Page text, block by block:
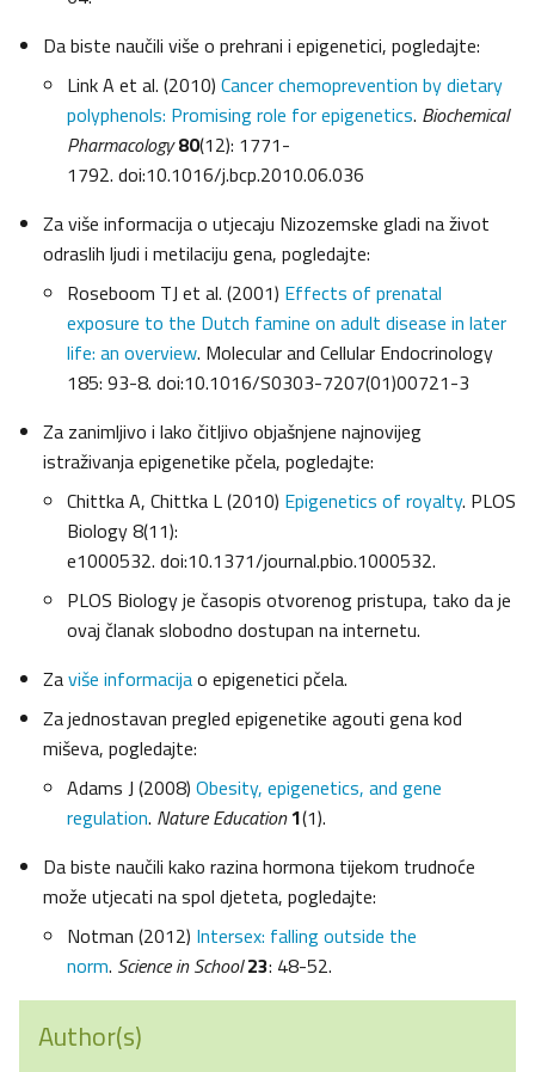
Da biste naučili više o prehrani i epigenetici, pogledajte:
Link A et al. (2010) Cancer chemoprevention by dietary
polyphenols: Promising role for epigenetics. Biochemical
Pharmacology 80(12): 1771-
1792. doi:10.1016/j.bcp.2010.06.036
Za više informacija o utjecaju Nizozemske gladi na život
odraslih ljudi i metilaciju gena, pogledajte:
Roseboom TJ et al. (2001) Effects of prenatal
exposure to the Dutch famine on adult disease in later
life: an overview. Molecular and Cellular Endocrinology
185: 93-8. doi:10.1016/S0303-7207(01)00721-3
Za zanimljivo i lako čitljivo objašnjene najnovijeg
istraživanja epigenetike pčela, pogledajte:
Chittka A, Chittka L (2010) Epigenetics of royalty. PLOS
Biology 8(11):
e1000532. doi:10.1371/journal.pbio.1000532.
PLOS Biology je časopis otvorenog pristupa, tako da je
ovaj članak slobodno dostupan na internetu.
Zaviše informacijao epigenetici pčela.
Za jednostavan pregled epigenetike agouti gena kod
miševa, pogledajte:
Adams J (2008) Obesity, epigenetics, and gene
regulation. Nature Education1(1).
Da biste naučili kako razina hormona tijekom trudnoće
može utjecati na spol djeteta, pogledajte:
Notman (2012) Intersex: falling outside the
norm. Science in School 23: 48-52.
Author(s)